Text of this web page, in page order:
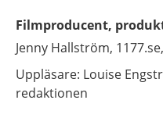
Filmproducent,
Jenny Hallström,
Uppläsare: Louise
redaktionen